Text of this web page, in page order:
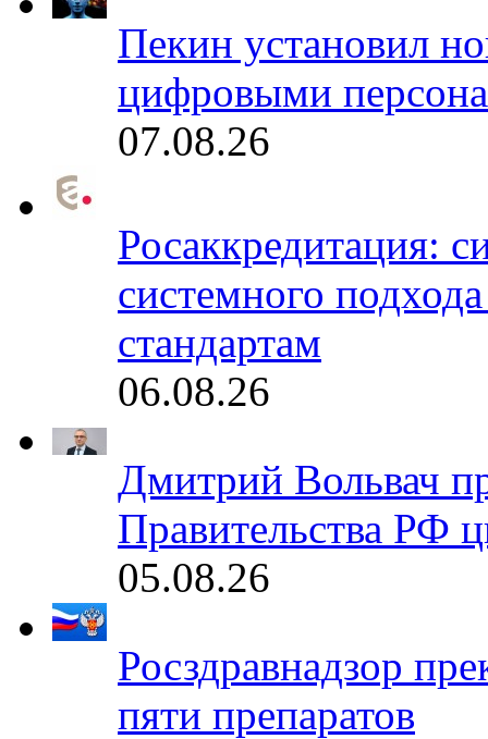
Пекин установил
цифровыми
07.08.26
Росаккредитация:
системного
стандартам
06.08.26
Дмитрий Вольвач
Правительства РФ
05.08.26
Росздравнадзор
пяти препаратов